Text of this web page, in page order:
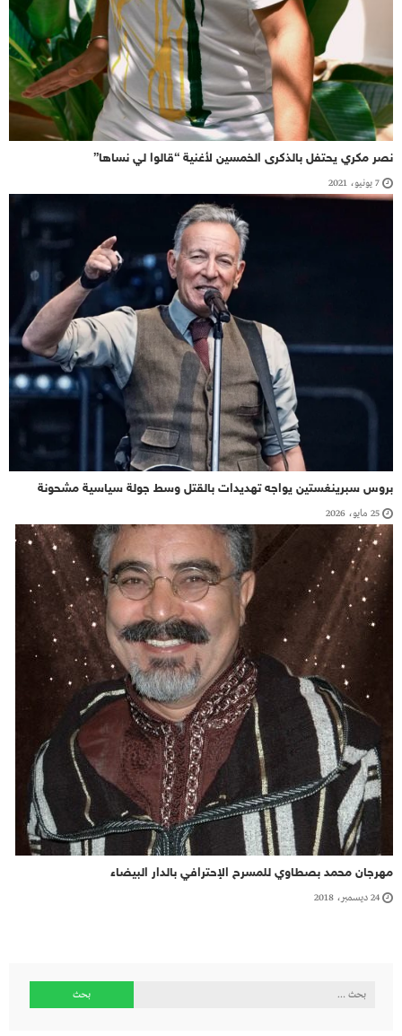
نصر مكري يحتفل بالذكرى الخمسين لأغنية “قالوا لي نساها”
7 يونيو، 2021
بروس سبرينغستين يواجه تهديدات بالقتل وسط جولة سياسية مشحونة
25 مايو، 2026
مهرجان محمد بصطاوي للمسرح الإحترافي بالدار البيضاء
24 ديسمبر، 2018
البحث